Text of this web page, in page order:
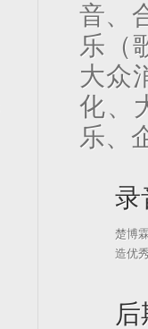
音、
乐（
大众
化、
乐、
录
楚博
造优